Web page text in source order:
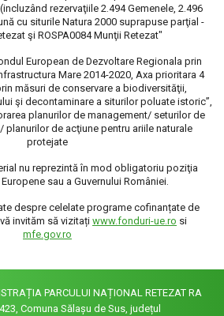
rezervaţiile 2.494 Gemenele, 2.496
cu siturile Natura 2000 suprapuse parţial -
şi ROSPA0084 Munţii Retezat"
European de Dezvoltare Regionala prin
Mare 2014-2020, Axa prioritara 4
măsuri de conservare a biodiversităţii,
şi decontaminare a siturilor poluate istoric”,
planurilor de management/ seturilor de
planurilor de acţiune pentru ariile naturale
protejate
nu reprezintă în mod obligatoriu poziţia
sau a Guvernului României.
despre celelate programe cofinanțate de
invităm să vizitați www.fonduri-ue.ro si
mfe.gov.ro
PARCULUI NAȚIONAL RETEZAT RA
Comuna Sălașu de Sus, județul